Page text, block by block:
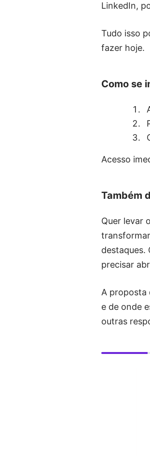
LinkedIn,
Tudo isso
fazer hoje.
Como se
Acesso
Também
Quer levar
destaques.
precisar
A proposta
e de onde
outras